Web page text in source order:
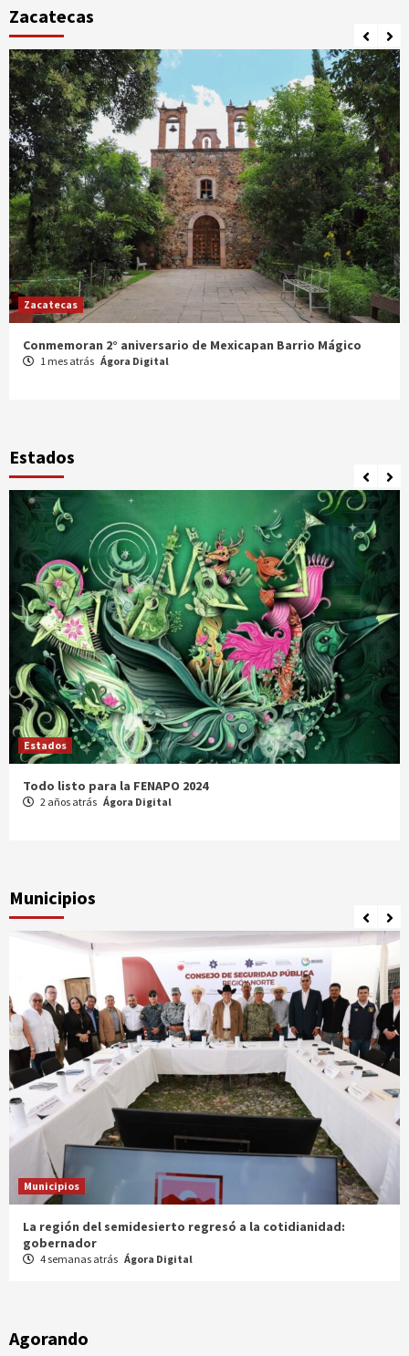
Zacatecas
Zacatecas
Celebran XX Cabalgata Toma de Zacatecas
1 mes atrás Ágora Digital
Estados
Estados
Comparte Cecytez estrategias para mejora académica en
Tamaulipas
Municipios
Municipios
Entrega gobernador a productores 100 mdp en semilla
1 mes atrás
Agorando